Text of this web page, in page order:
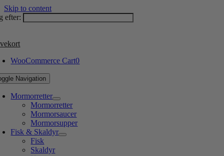
Skip to content
efter:
WooCommerce Cart0
Navigation
Mormorretter
Mormorretter
Mormorsaucer
Mormorsupper
Fisk & Skaldyr
Fisk
Skaldyr